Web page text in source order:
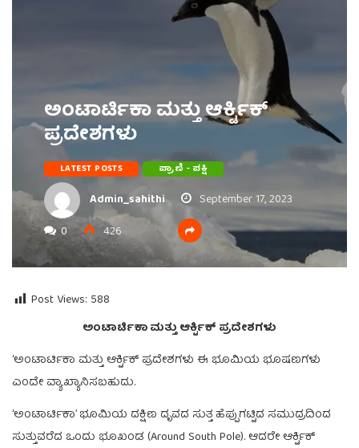
ಅಂಟಾರ್ಟಿಕಾ ಮತ್ತು ಆರ್ಕ್ಟಿಕ್
ಪ್ರದೇಶಗಳು
LATEST POSTS ಪ್ರಾಣಿ - ಪಕ್ಷಿ
Admin_sahithi
September 17, 2023
0
426
Post Views: 588
ಅಂಟಾರ್ಟಿಕಾ ಮತ್ತು ಆರ್ಕ್ಟಿಕ್ ಪ್ರದೇಶಗಳು
‘ಅಂಟಾರ್ಟಿಕಾ ಮತ್ತು ಆರ್ಕ್ಟಿಕ್ ಪ್ರದೇಶಗಳು ಈ ಭೂಮಿಯ ಭೂಷಣಗಳು
ಎಂದೇ ವ್ಯಾಖ್ಯಾನಿಸಬಹುದು.
‘ಅಂಟಾರ್ಟಿಕಾ’ ಭೂಮಿಯ ದಕ್ಷಿಣ ದೃವದ ಸುತ್ತ ಹೆಪ್ಪುಗಟ್ಟಿದ ಸಮುದ್ರದಿಂದ
ಸುತ್ತುವರೆದ ಒಂದು ಭೂಖಂಡ (Around South Pole). ಆದರೇ ಆರ್ಕ್ಟಿಕ್